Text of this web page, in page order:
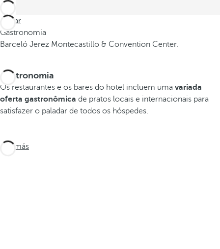
Voltar
Gastronomia
Barceló Jerez Montecastillo & Convention Center.
Gastronomia
Os restaurantes e os bares do hotel incluem uma variada
oferta gastronômica de pratos locais e internacionais para
satisfazer o paladar de todos os hóspedes.
Ver más